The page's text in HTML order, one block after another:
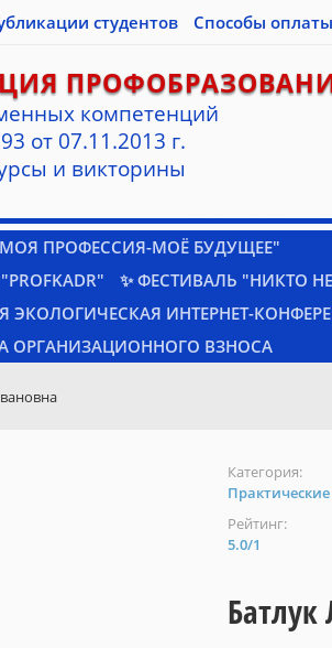
студентов Способы оплаты
компетенций
от 07.11.2013 г.
и викторины
ПРОФЕССИЯ-МОЁ БУДУЩЕЕ"
✨ ФЕСТИВАЛЬ "НИКТО
ЭКОЛОГИЧЕСКАЯ ИНТЕРНЕТ-
ОРГАНИЗАЦИОННОГО ВЗНОСА
Категория:
Рейтинг:
5.0/1